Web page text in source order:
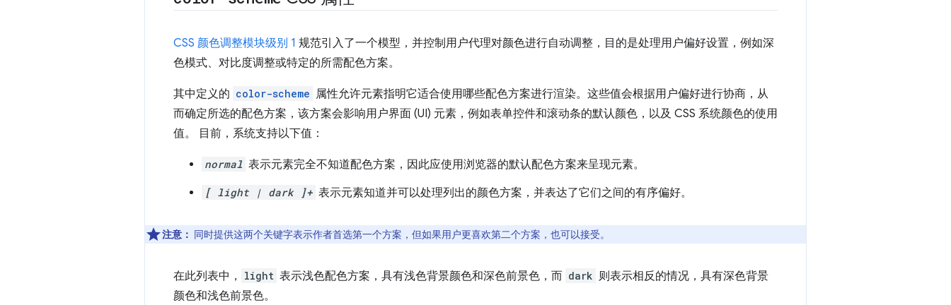
CSS 颜色调整模块级别 1 规范引入了一个模型，并控制用户代理对颜色进行自动调整，目的是处理用户偏好设置，例如深
色模式、对比度调整或特定的所需配色方案。
其中定义的 color-scheme 属性允许元素指明它适合使用哪些配色方案进行渲染。这些值会根据用户偏好进行协商，从
而确定所选的配色方案，该方案会影响用户界面 (UI) 元素，例如表单控件和滚动条的默认颜色，以及 CSS 系统颜色的使用
值。 目前，系统支持以下值：
normal 表示元素完全不知道配色方案，因此应使用浏览器的默认配色方案来呈现元素。
[ light | dark ]+ 表示元素知道并可以处理列出的颜色方案，并表达了它们之间的有序偏好。
注意： 同时提供这两个关键字表示作者首选第一个方案，但如果用户更喜欢第二个方案，也可以接受。
在此列表中， light 表示浅色配色方案，具有浅色背景颜色和深色前景色，而 dark 则表示相反的情况，具有深色背景
颜色和浅色前景色。